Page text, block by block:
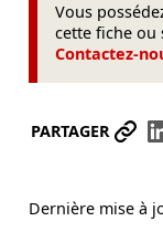
Vous
cette fiche ou
Contactez-
PARTAGER
Dernière mise à